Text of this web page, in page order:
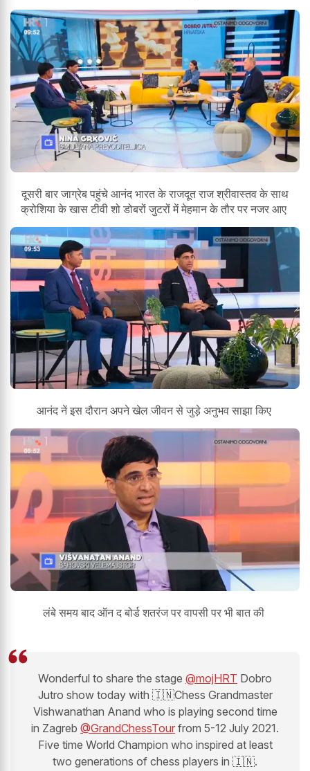
दूसरी बार जाग्रेब पहुंचे आनंद भारत के राजदूत राज श्रीवास्तव के साथ
क्रोशिया के खास टीवी शो डोबरों जुटरों में मेहमान के तौर पर नजर आए
आनंद नें इस दौरान अपने खेल जीवन से जुड़े अनुभव साझा किए
लंबे समय बाद ऑन द बोर्ड शतरंज पर वापसी पर भी बात की
Wonderful to share the stage ⁦ @mojHRT ⁩ Dobro
Jutro show today with 🇮🇳Chess Grandmaster
Vishwanathan Anand who is playing second time
in Zagreb ⁦ @GrandChessTour ⁩ from 5-12 July 2021.
Five time World Champion who inspired at least
two generations of chess players in 🇮🇳.